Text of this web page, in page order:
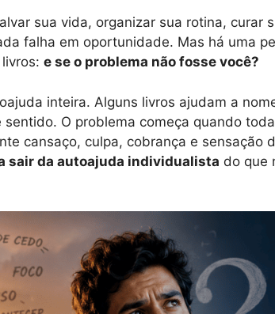
sua vida, organizar sua rotina, curar
falha em oportunidade. Mas há uma
e se o problema não fosse você?
inteira. Alguns livros ajudam a
sentido. O problema começa quando
cansaço, culpa, cobrança e sensação
sair da autoajuda individualista do que